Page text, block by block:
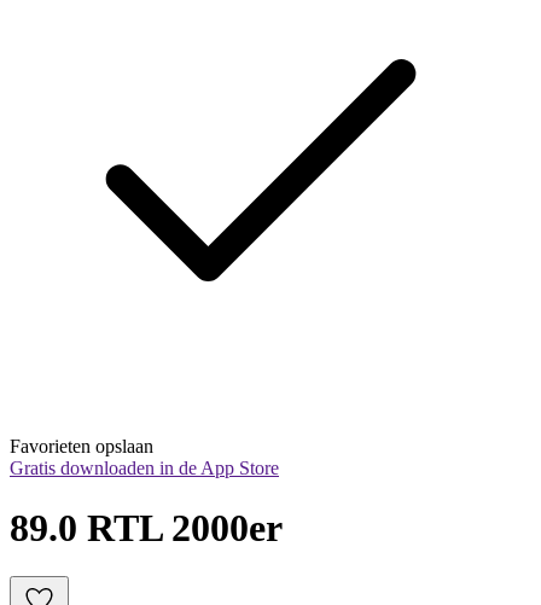
Favorieten opslaan
Gratis downloaden in de App Store
89.0 RTL 2000er